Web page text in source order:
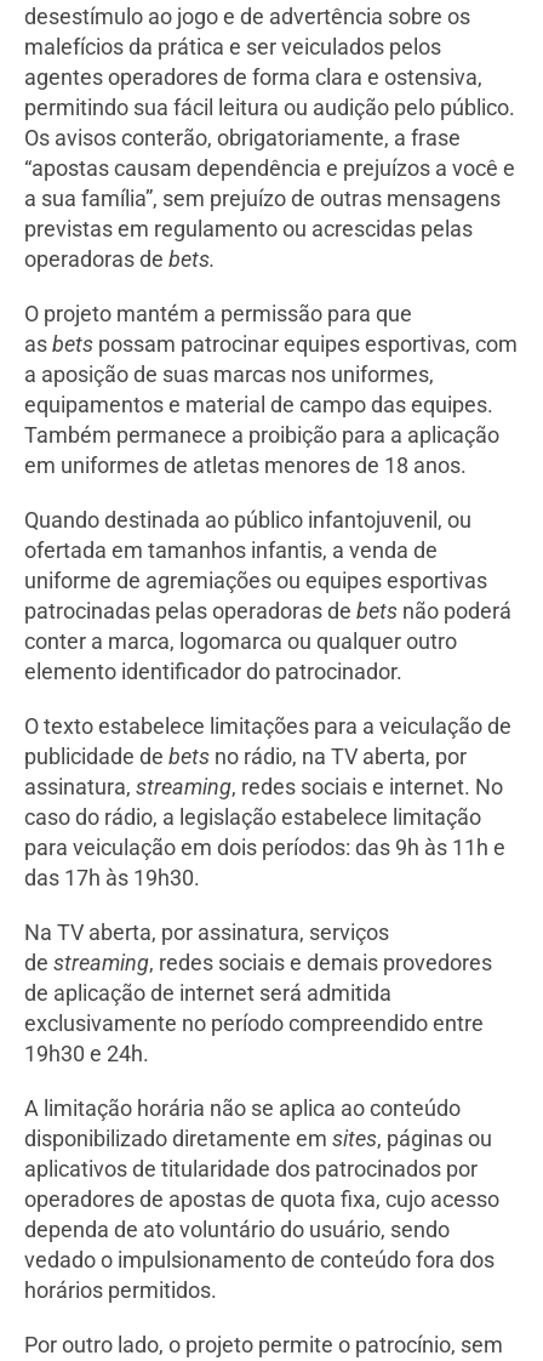
desestímulo ao jogo e de advertência sobre os
malefícios da prática e ser veiculados pelos
agentes operadores de forma clara e ostensiva,
permitindo sua fácil leitura ou audição pelo público.
Os avisos conterão, obrigatoriamente, a frase
“apostas causam dependência e prejuízos a você e
a sua família”, sem prejuízo de outras mensagens
previstas em regulamento ou acrescidas pelas
operadoras de bets.
O projeto mantém a permissão para que
asbets possam patrocinar equipes esportivas, com
a aposição de suas marcas nos uniformes,
equipamentos e material de campo das equipes.
Também permanece a proibição para a aplicação
em uniformes de atletas menores de 18 anos.
Quando destinada ao público infantojuvenil, ou
ofertada em tamanhos infantis, a venda de
uniforme de agremiações ou equipes esportivas
patrocinadas pelas operadoras de bets não poderá
conter a marca, logomarca ou qualquer outro
elemento identificador do patrocinador.
O texto estabelece limitações para a veiculação de
publicidade de bets no rádio, na TV aberta, por
assinatura, streaming, redes sociais e internet. No
caso do rádio, a legislação estabelece limitação
para veiculação em dois períodos: das 9h às 11h e
das 17h às 19h30.
Na TV aberta, por assinatura, serviços
de streaming, redes sociais e demais provedores
de aplicação de internet será admitida
exclusivamente no período compreendido entre
19h30 e 24h.
A limitação horária não se aplica ao conteúdo
disponibilizado diretamente em sites, páginas ou
aplicativos de titularidade dos patrocinados por
operadores de apostas de quota fixa, cujo acesso
dependa de ato voluntário do usuário, sendo
vedado o impulsionamento de conteúdo fora dos
horários permitidos.
Por outro lado, o projeto permite o patrocínio, sem